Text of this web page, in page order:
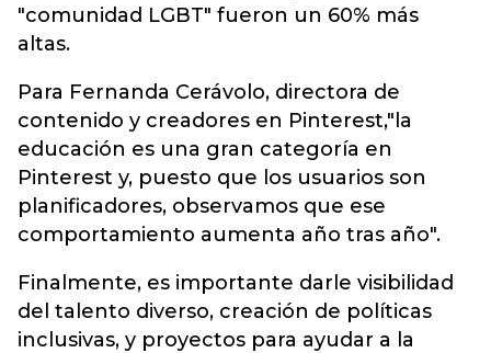
"comunidad LGBT" fueron un 60% más
altas.
Para Fernanda Cerávolo, directora de
contenido y creadores en Pinterest,"la
educación es una gran categoría en
Pinterest y, puesto que los usuarios son
planificadores, observamos que ese
comportamiento aumenta año tras año".
Finalmente, es importante darle visibilidad
del talento diverso, creación de políticas
inclusivas, y proyectos para ayudar a la